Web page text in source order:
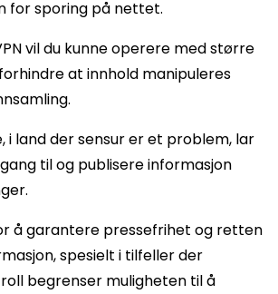
for sporing på nettet.
vil du kunne operere med større
at innhold manipuleres
i land der sensur er et problem, lar
til og publisere informasjon
å garantere pressefrihet og retten
spesielt i tilfeller der
begrenser muligheten til å